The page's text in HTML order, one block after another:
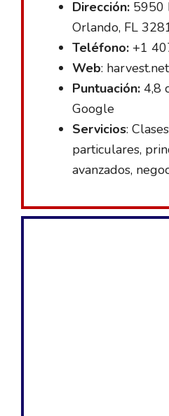
Dirección: 5950
Orlando, FL
Teléfono: +1
Web: harvest.net
Puntuación: 4,8
Google
Servicios:
particulares,
avanzados,